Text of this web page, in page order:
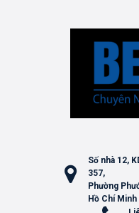
Số nhà 12,
357,
Phường
Hồ Chí Minh